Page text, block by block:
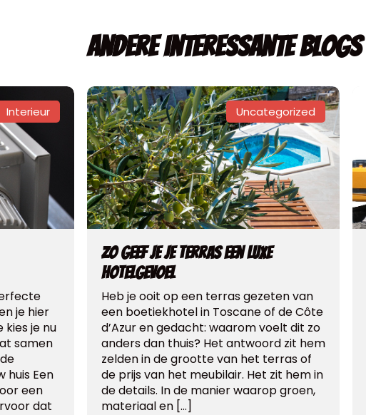
Andere interessante blogs
Interieur
je hier
kies je nu
samen
huis Een
een
dat
Uncategorized
Zo geef je je terras een luxe
hotelgevoel
Heb je ooit op een terras gezeten van
een boetiekhotel in Toscane of de Côte
d’Azur en gedacht: waarom voelt dit zo
anders dan thuis? Het antwoord zit hem
zelden in de grootte van het terras of
de prijs van het meubilair. Het zit hem in
de details. In de manier waarop groen,
materiaal en […]